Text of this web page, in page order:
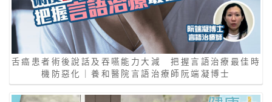
舌癌患者術後說話及吞嚥能力大減 把握言語治療最佳時
機防惡化｜養和醫院言語治療師阮端凝博士